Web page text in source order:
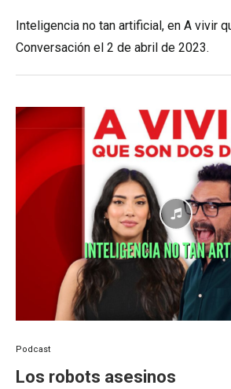
Inteligencia no tan artificial, en A vivir
Conversación el 2 de abril de 2023.
Podcast
Los robots asesinos